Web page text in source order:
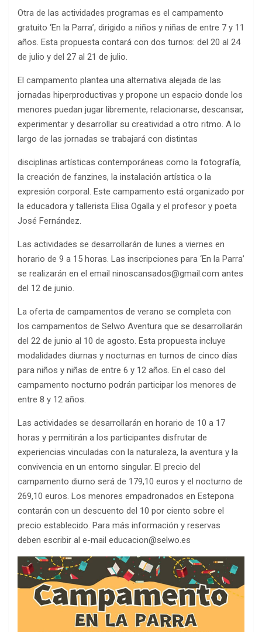
Otra de las actividades programas es el campamento
gratuito ‘En la Parra’, dirigido a niños y niñas de entre 7 y 11
años. Esta propuesta contará con dos turnos: del 20 al 24
de julio y del 27 al 21 de julio.
El campamento plantea una alternativa alejada de las
jornadas hiperproductivas y propone un espacio donde los
menores puedan jugar libremente, relacionarse, descansar,
experimentar y desarrollar su creatividad a otro ritmo. A lo
largo de las jornadas se trabajará con distintas
disciplinas artísticas contemporáneas como la fotografía,
la creación de fanzines, la instalación artística o la
expresión corporal. Este campamento está organizado por
la educadora y tallerista Elisa Ogalla y el profesor y poeta
José Fernández.
Las actividades se desarrollarán de lunes a viernes en
horario de 9 a 15 horas. Las inscripciones para ‘En la Parra’
se realizarán en el email ninoscansados@gmail.com antes
del 12 de junio.
La oferta de campamentos de verano se completa con
los campamentos de Selwo Aventura que se desarrollarán
del 22 de junio al 10 de agosto. Esta propuesta incluye
modalidades diurnas y nocturnas en turnos de cinco días
para niños y niñas de entre 6 y 12 años. En el caso del
campamento nocturno podrán participar los menores de
entre 8 y 12 años.
Las actividades se desarrollarán en horario de 10 a 17
horas y permitirán a los participantes disfrutar de
experiencias vinculadas con la naturaleza, la aventura y la
convivencia en un entorno singular. El precio del
campamento diurno será de 179,10 euros y el nocturno de
269,10 euros. Los menores empadronados en Estepona
contarán con un descuento del 10 por ciento sobre el
precio establecido. Para más información y reservas
deben escribir al e-mail educacion@selwo.es